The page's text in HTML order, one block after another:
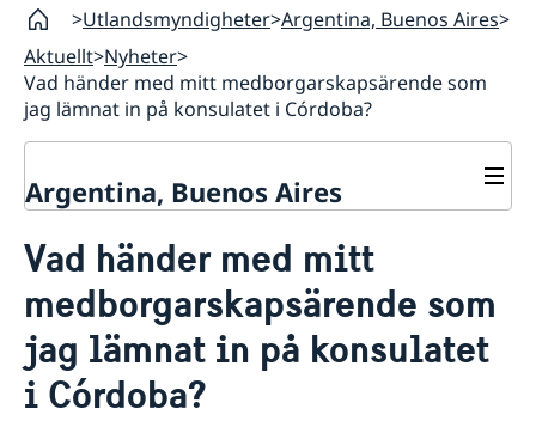
Utlandsmyndigheter Argentina, Buenos Aires
Aktuellt Nyheter
Vad händer med mitt medborgarskapsärende som
jag lämnat in på konsulatet i Córdoba?
Argentina, Buenos Aires
Om oss
Så stöttar vi svenska företag
Vi är en resurs för svenska företag
Team Sweden
Så kan du få stöd
Svenska företag i Argentina
Aktuellt
Nyheter
Vad händer med mitt
medborgarskapsärende som
jag lämnat in på konsulatet
i Córdoba?